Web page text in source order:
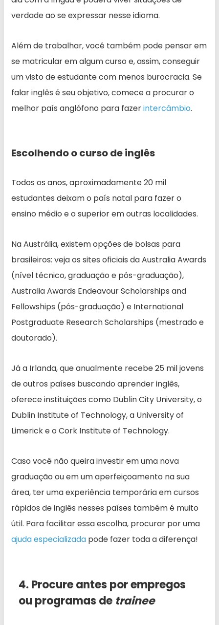
verdade ao se expressar nesse idioma.
Além de trabalhar, você também pode pensar em
se matricular em algum curso e, assim, conseguir
um visto de estudante com menos burocracia. Se
falar inglês é seu objetivo, comece a procurar o
melhor país anglófono para fazerintercâmbio.
Escolhendo o curso de inglês
Todos os anos, aproximadamente 20 mil
estudantes deixam o país natal para fazer o
ensino médio e o superior em outras localidades.
Na Austrália, existem opções de bolsas para
brasileiros: veja os sites oficiais da Australia Awards
(nível técnico, graduação e pós-graduação),
Australia Awards Endeavour Scholarships and
Fellowships (pós-graduação) e International
Postgraduate Research Scholarships (mestrado e
doutorado).
Já a Irlanda, que anualmente recebe 25 mil jovens
de outros países buscando aprender inglês,
oferece instituições como Dublin City University, o
Dublin Institute of Technology, a University of
Limerick e o Cork Institute of Technology.
Caso você não queira investir em uma nova
graduação ou em um aperfeiçoamento na sua
área, ter uma experiência temporária em cursos
rápidos de inglês nesses países também é muito
útil. Para facilitar essa escolha, procurar por uma
ajuda especializada pode fazer toda a diferença!
4. Procure antes por empregos
ou programas de trainee